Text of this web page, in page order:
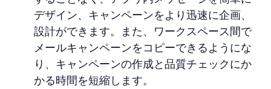
デザイン、キャンペーンをより迅速に企画、
設計ができます。また、ワークスペース間で
メールキャンペーンをコピーできるようにな
り、キャンペーンの作成と品質チェックにか
かる時間を短縮します。